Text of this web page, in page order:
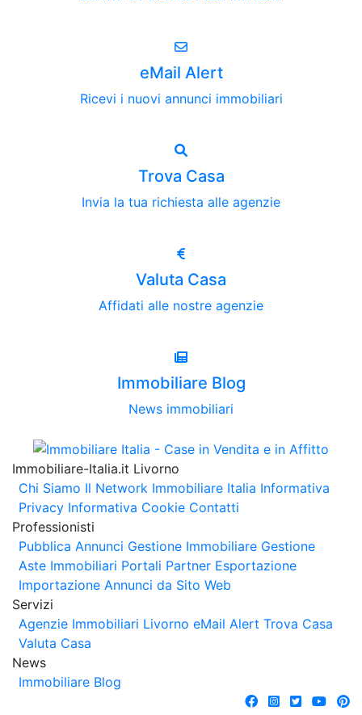
eMail Alert
Ricevi i nuovi annunci immobiliari
Trova Casa
Invia la tua richiesta alle agenzie
Valuta Casa
Affidati alle nostre agenzie
Immobiliare Blog
News immobiliari
Immobiliare-Italia.it Livorno
Chi Siamo Il Network Immobiliare Italia Informativa
Privacy Informativa Cookie Contatti
Professionisti
Pubblica Annunci Gestione Immobiliare Gestione
Aste Immobiliari Portali Partner Esportazione
Importazione Annunci da Sito Web
Servizi
Agenzie Immobiliari Livorno eMail Alert Trova Casa
Valuta Casa
News
Immobiliare Blog